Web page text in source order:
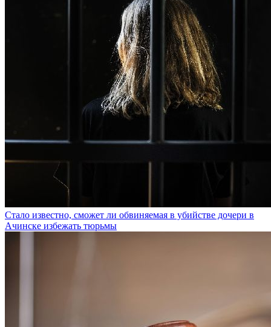
Стало известно, сможет ли обвиняемая в убийстве дочери в
Ачинске избежать тюрьмы